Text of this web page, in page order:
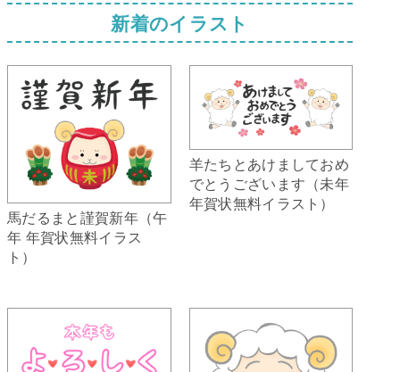
新着のイラスト
馬だるまと謹賀新年（午
年 年賀状無料イラス
ト）
羊たちとあけましておめ
でとうございます（未年
年賀状無料イラスト）